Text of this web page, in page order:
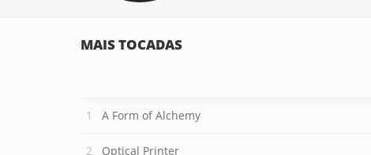
MAIS TOCADAS
A Form of Alchemy
Optical Printer